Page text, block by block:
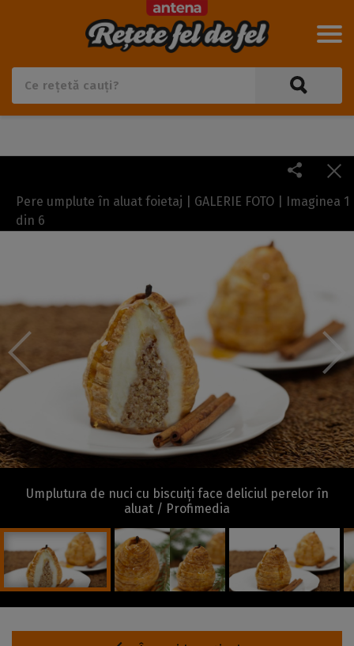
Pere umplute în aluat foietaj | GALERIE FOTO | Imaginea 1
din 6
Umplutura de nuci cu biscuiți face deliciul perelor în
aluat / Profimedia